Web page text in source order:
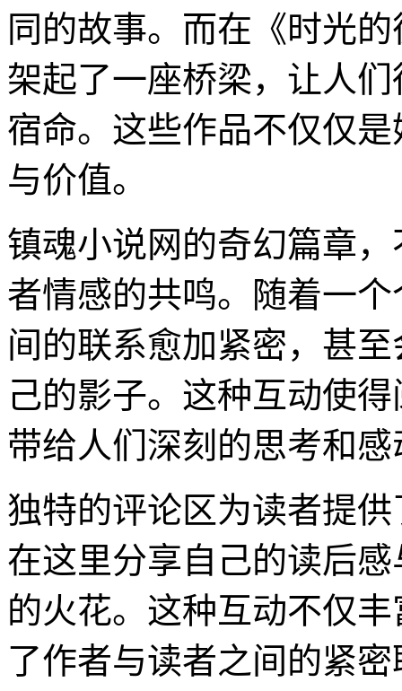
同的故事。而在《时光
架起了一座桥梁，让人
宿命。这些作品不仅仅
与价值。
镇魂小说网的奇幻篇章
者情感的共鸣。随着一
间的联系愈加紧密，甚
己的影子。这种互动使
带给人们深刻的思考和感
独特的评论区为读者提
在这里分享自己的读后
的火花。这种互动不仅
了作者与读者之间的紧